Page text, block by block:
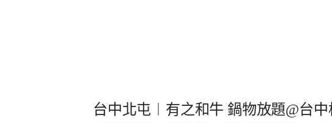
台中北屯︱有之和牛 鍋物放題@台